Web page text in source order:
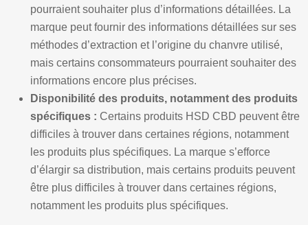
pourraient souhaiter plus d’informations détaillées. La
marque peut fournir des informations détaillées sur ses
méthodes d’extraction et l’origine du chanvre utilisé,
mais certains consommateurs pourraient souhaiter des
informations encore plus précises.
Disponibilité des produits, notamment des produits
spécifiques : Certains produits HSD CBD peuvent être
difficiles à trouver dans certaines régions, notamment
les produits plus spécifiques. La marque s’efforce
d’élargir sa distribution, mais certains produits peuvent
être plus difficiles à trouver dans certaines régions,
notamment les produits plus spécifiques.